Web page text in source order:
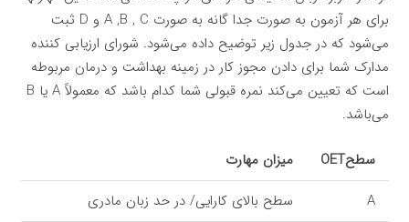
برای هر آزمون به صورت جدا گانه به صورت A ,B , C و D ثبت
می‌شود که در جدول زیر توضیح داده می‌شود. شورای ارزیابی کننده
مدارک شما برای دادن مجوز کار در زمینه بهداشت و درمان مربوطه
است که تعیین می‌کند نمره قبولی شما کدام باشد که معمولاً A یا B
می‌باشد.
سطحOET
میزان مهارت
A
سطح بالای کارایی/ در حد زبان مادری